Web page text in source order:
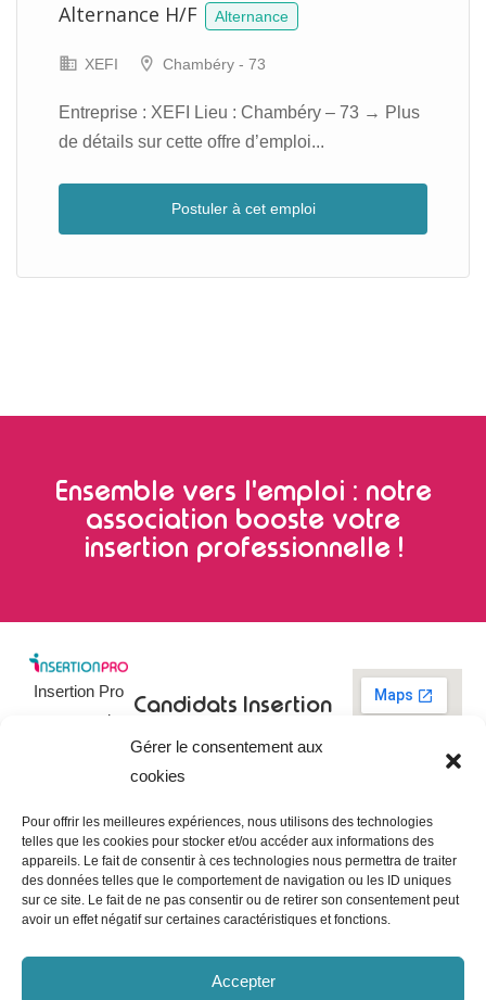
Gérer le consentement aux
cookies
Pour offrir les meilleures expériences, nous utilisons des technologies
telles que les cookies pour stocker et/ou accéder aux informations des
appareils. Le fait de consentir à ces technologies nous permettra de traiter
des données telles que le comportement de navigation ou les ID uniques
sur ce site. Le fait de ne pas consentir ou de retirer son consentement peut
avoir un effet négatif sur certaines caractéristiques et fonctions.
Accepter
Alternance H/F
Alternance
XEFI Chambéry - 73
Entreprise : XEFI Lieu : Chambéry – 73 → Plus
de détails sur cette offre d’emploi...
Postuler à cet emploi
Ensemble vers l'emploi : notre
association booste votre
insertion professionnelle !
Insertion Pro
est une action
pour
l’Insertion
Professionnelle ,
dédiée à
l’insertion et
Candidats
emploi
Tableau de
bord du
candidat
Entreprises
Poster une
Insertion
09 73 03 78
Contact
CGU
Mentions
légales
confidentialité